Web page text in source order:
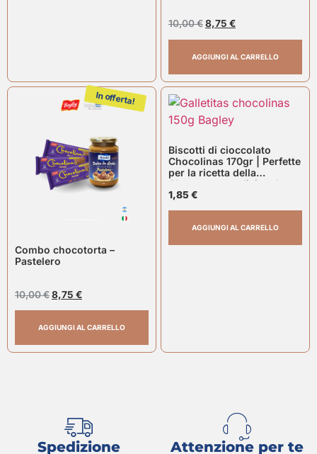
10,00€8,75 €
AGGIUNGI AL CARRELLO
In offerta!
Combo chocotorta –
Pastelero
10,00€8,75 €
AGGIUNGI AL CARRELLO
Biscotti di cioccolato
Chocolinas 170gr | Perfette
per la ricetta della
Chocotorta tradizionale
1,85 €
AGGIUNGI AL CARRELLO
Spedizione Attenzione per te